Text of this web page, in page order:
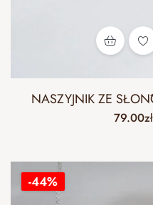
NASZYJNIK ZE
79.00zł
-44%